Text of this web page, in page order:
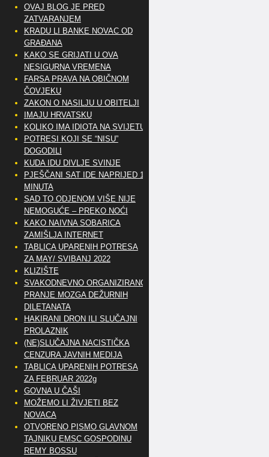
OVAJ BLOG JE PRED
ZATVARANJEM
KRADU LI BANKE NOVAC OD
GRAĐANA
KAKO SE GRIJATI U OVA
NESIGURNA VREMENA
FARSA PRAVA NA OBIČNOM
ČOVJEKU
ZAKON O NASILJU U OBITELJI
IMAJU HRVATSKU
KOLIKO IMA IDIOTA NA SVIJETU?
POTRESI KOJI SE “NISU”
DOGODILI
KUDA IDU DIVLJE SVINJE
PJEŠČANI SAT IDE NAPRIJED 10
MINUTA
SAD TO ODJENOM VIŠE NIJE
NEMOGUĆE – PREKO NOĆI
KAKO NAIVNA SOBARICA
ZAMIŠLJA INTERNET
TABLICA UPARENIH POTRESA
ZA MAY/ SVIBANJ 2022
KLIZIŠTE
SVAKODNEVNO ORGANIZIRANO
PRANJE MOZGA DEŽURNIH
DILETANATA
HAKIRANI DRON ILI SLUČAJNI
PROLAZNIK
(NE)SLUČAJNA NACISTIČKA
CENZURA JAVNIH MEDIJA
TABLICA UPARENIH POTRESA
ZA FEBRUAR 2022g
GOVNA U ČAŠI
MOŽEMO LI ŽIVJETI BEZ
NOVACA
OTVORENO PISMO GLAVNOM
TAJNIKU EMSC GOSPODINU
REMY BOSSU